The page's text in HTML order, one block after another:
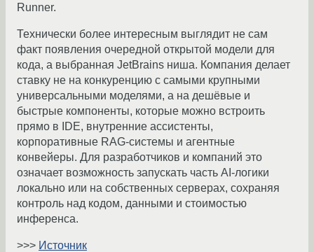
Runner.
Технически более интересным выглядит не сам
факт появления очередной открытой модели для
кода, а выбранная JetBrains ниша. Компания делает
ставку не на конкуренцию с самыми крупными
универсальными моделями, а на дешёвые и
быстрые компоненты, которые можно встроить
прямо в IDE, внутренние ассистенты,
корпоративные RAG-системы и агентные
конвейеры. Для разработчиков и компаний это
означает возможность запускать часть AI-логики
локально или на собственных серверах, сохраняя
контроль над кодом, данными и стоимостью
инференса.
>>> Источник